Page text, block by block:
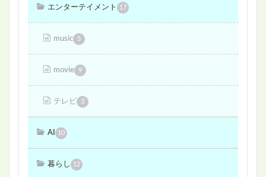
エンターテイメント 17
music 5
movie 9
テレビ 3
AI 10
暮らし 12